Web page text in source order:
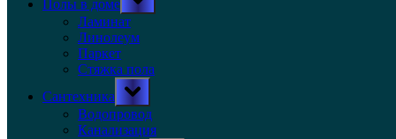
Полы в доме
sub-
menu
Ламинат
Линолеум
Паркет
Стяжка пола
Сантехника
Toggle
sub-
menu
Водопровод
Канализация